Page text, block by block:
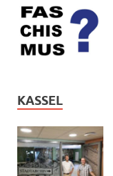
KASSEL